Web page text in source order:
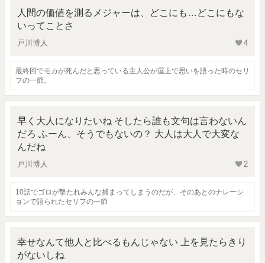
人間の価値を測るメジャーは、どこにも…どこにもな
いってことさ
戸川博人 4
最終回でモカが死んだと思っている主人公が屋上で思いを語った時のセリ
フの一節。
早く大人になりたいね そしたら誰も文句は言わないん
だろ ふーん、そうでもないの？ 大人は大人で大変な
んだね
戸川博人 2
10話でゴロが撃たれみんな捕まってしまうのだが、そのあとのナレーシ
ョンで語られたセリフの一節
幸せなんて他人と比べるもんじゃない 上を見たらきり
がないしね